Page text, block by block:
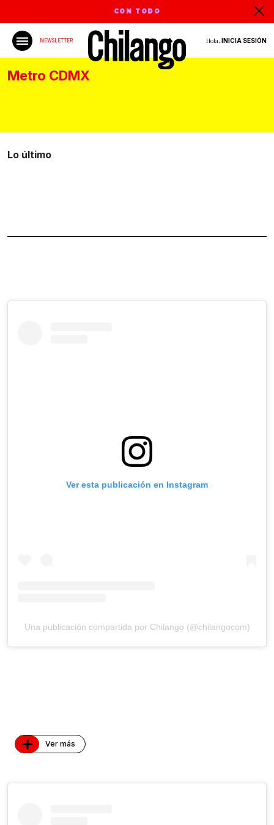
CON TODO
NEWSLETTER Hola, INICIA SESIÓN
Metro CDMX
Lo último
Ver esta publicación en Instagram
Una publicación compartida por Chilango (@chilangocom)
+ Ver más